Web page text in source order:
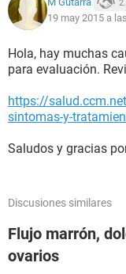
19 may 2015 a
Hola, hay muchas
para evaluación.
https://
sintomas-y-
Saludos y gracias
Discusiones similares
Flujo marrón,
ovarios